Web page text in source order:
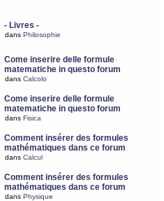
- Livres -
dans Philosophie
Come inserire delle formule
matematiche in questo forum
dans Calcolo
Come inserire delle formule
matematiche in questo forum
dans Fisica
Comment insérer des formules
mathématiques dans ce forum
dans Calcul
Comment insérer des formules
mathématiques dans ce forum
dans Physique